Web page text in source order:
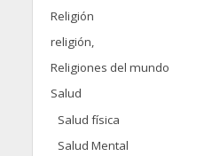
Religión
religión,
Religiones del mundo
Salud
Salud física
Salud Mental